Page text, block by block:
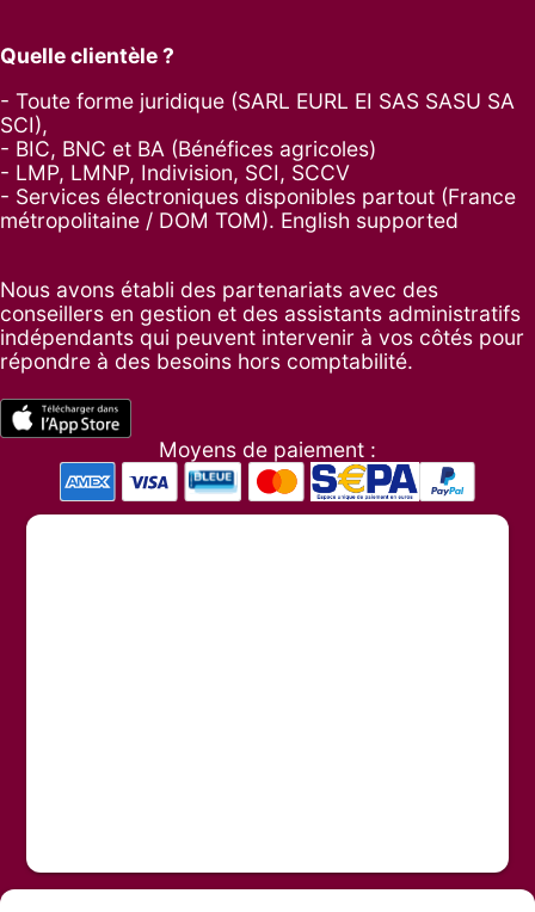
Quelle clientèle ?
- Toute forme juridique (SARL EURL EI SAS SASU SA
SCI),
- BIC, BNC et BA (Bénéfices agricoles)
- LMP, LMNP, Indivision, SCI, SCCV
- Services électroniques disponibles partout (France
métropolitaine / DOM TOM). English supported
Nous avons établi des partenariats avec des
conseillers en gestion et des assistants administratifs
indépendants qui peuvent intervenir à vos côtés pour
répondre à des besoins hors comptabilité.
Moyens de paiement :